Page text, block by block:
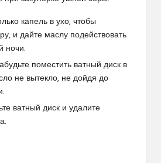
капель в ухо, чтобы
и дайте маслу подействовать
ночи.
поместить ватный диск в
не вытекло, не дойдя до
ватный диск и удалите